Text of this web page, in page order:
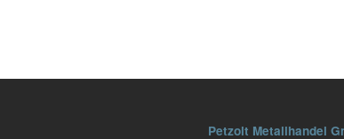
Petzolt Metallhandel